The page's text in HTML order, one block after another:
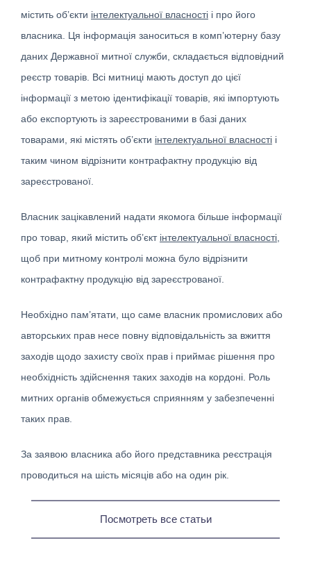
містить об’єкти інтелектуальної власності і про його
власника. Ця інформація заноситься в комп’ютерну базу
даних Державної митної служби, складається відповідний
реєстр товарів. Всі митниці мають доступ до цієї
інформації з метою ідентифікації товарів, які імпортують
або експортують із зареєстрованими в базі даних
товарами, які містять об’єкти інтелектуальної власності і
таким чином відрізнити контрафактну продукцію від
зареєстрованої.
Власник зацікавлений надати якомога більше інформації
про товар, який містить об’єкт інтелектуальної власності
щоб при митному контролі можна було відрізнити
контрафактну продукцію від зареєстрованої.
Необхідно пам’ятати, що саме власник промислових або
авторських прав несе повну відповідальність за вжиття
заходів щодо захисту своїх прав і приймає рішення про
необхідність здійснення таких заходів на кордоні. Роль
митних органів обмежується сприянням у забезпеченні
таких прав.
За заявою власника або його представника реєстрація
проводиться на шість місяців або на один рік.
Посмотреть все статьи